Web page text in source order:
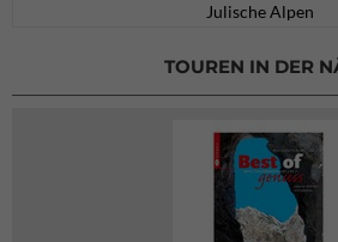
Julische Alpen
TOUREN IN DER